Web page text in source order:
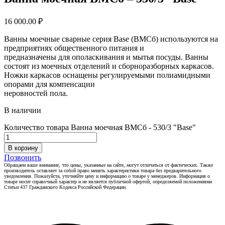
16 000.00 ₽
Ванны моечные сварные серия Base (ВМСб) используются на
предприятиях общественного питания и
предназначены для ополаскивания и мытья посуды. Ванны
состоят из моечных отделений и сборноразборных каркасов.
Ножки каркасов оснащены регулируемыми полиамидными
опорами для компенсации
неровностей пола.
В наличии
Количество товара Ванна моечная ВМСб - 530/3 "Base"
В корзину
Позвонить
Обращаем ваше внимание, что цены, указанные на сайте, могут отличаться от фактических. Также
производитель оставляет за собой право менять характеристики товара без предварительного
уведомления. Пожалуйста, уточняйте цену и информацию о товаре у менеджеров. Информация о
товаре носит справочный характер и не является публичной офертой, определяемой положениями
Статьи 437 Гражданского Кодекса Российской Федерации.